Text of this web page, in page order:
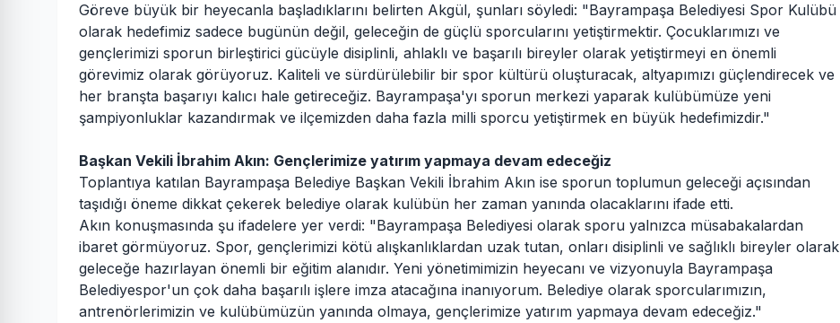
Göreve büyük bir heyecanla başladıklarını belirten Akgül, şunları söyledi: "Bayrampaşa Belediyesi Spor Kulübü
olarak hedefimiz sadece bugünün değil, geleceğin de güçlü sporcularını yetiştirmektir. Çocuklarımızı ve
gençlerimizi sporun birleştirici gücüyle disiplinli, ahlaklı ve başarılı bireyler olarak yetiştirmeyi en önemli
görevimiz olarak görüyoruz. Kaliteli ve sürdürülebilir bir spor kültürü oluşturacak, altyapımızı güçlendirecek ve
her branşta başarıyı kalıcı hale getireceğiz. Bayrampaşa'yı sporun merkezi yaparak kulübümüze yeni
şampiyonluklar kazandırmak ve ilçemizden daha fazla milli sporcu yetiştirmek en büyük hedefimizdir."
Başkan Vekili İbrahim Akın: Gençlerimize yatırım yapmaya devam edeceğiz
Toplantıya katılan Bayrampaşa Belediye Başkan Vekili İbrahim Akın ise sporun toplumun geleceği açısından
taşıdığı öneme dikkat çekerek belediye olarak kulübün her zaman yanında olacaklarını ifade etti.
Akın konuşmasında şu ifadelere yer verdi: "Bayrampaşa Belediyesi olarak sporu yalnızca müsabakalardan
ibaret görmüyoruz. Spor, gençlerimizi kötü alışkanlıklardan uzak tutan, onları disiplinli ve sağlıklı bireyler olarak
geleceğe hazırlayan önemli bir eğitim alanıdır. Yeni yönetimimizin heyecanı ve vizyonuyla Bayrampaşa
Belediyespor'un çok daha başarılı işlere imza atacağına inanıyorum. Belediye olarak sporcularımızın,
antrenörlerimizin ve kulübümüzün yanında olmaya, gençlerimize yatırım yapmaya devam edeceğiz."